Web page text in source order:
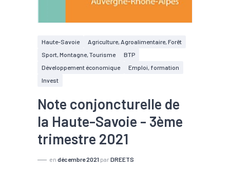
Haute-Savoie
Agriculture, Agroalimentaire, Forêt
Sport, Montagne, Tourisme
BTP
Développement économique
Emploi, formation
Invest
Note conjoncturelle de
la Haute-Savoie - 3ème
trimestre 2021
en décembre 2021 par DREETS